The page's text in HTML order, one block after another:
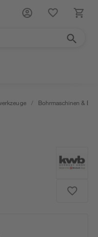
/ Bohrmaschinen &